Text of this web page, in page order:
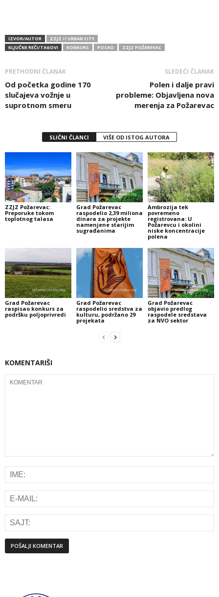
IZVOR/AUTOR
ZZJZ // URBAN CITY
KLJUČNE REČI/TAGOVI
KONKURS POSAO ZZJZ POŽAREVAC
PRETHODNI ČLANAK
Od početka godine 170
slučajeva vožnje u
suprotnom smeru
SLEDEĆI ČLANAK
Polen i dalje pravi
probleme: Objavljena nova
merenja za Požarevac
SLIČNI ČLANCI VIŠE OD ISTOG AUTORA
ZZJZ Požarevac:
Preporuke tokom
toplotnog talasa
Grad Požarevac
raspodelio 2,39 miliona
dinara za projekte
namenjene starijim
sugrađanima
Ambrozija tek
povremeno
registrovana: U
Požarevcu i okolini
niske koncentracije
polena
Grad Požarevac
raspisao konkurs za
podršku poljoprivredi
Grad Požarevac
raspodelio sredstva za
kulturu, podržano 29
projekata
Grad Požarevac
objavio predlog
raspodele sredstava
za NVO sektor
KOMENTARIŠI